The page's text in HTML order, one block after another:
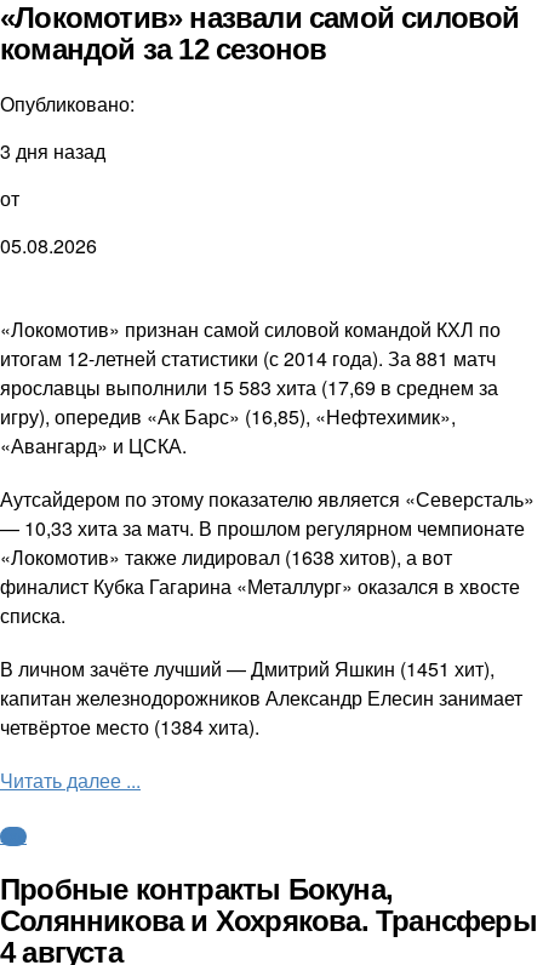
«Локомотив» назвали самой силовой
командой за 12 сезонов
Опубликовано:
3 дня назад
от
05.08.2026
«Локомотив» признан самой силовой командой КХЛ по
итогам 12-летней статистики (с 2014 года). За 881 матч
ярославцы выполнили 15 583 хита (17,69 в среднем за
игру), опередив «Ак Барс» (16,85), «Нефтехимик»,
«Авангард» и ЦСКА.
Аутсайдером по этому показателю является «Северсталь»
— 10,33 хита за матч. В прошлом регулярном чемпионате
«Локомотив» также лидировал (1638 хитов), а вот
финалист Кубка Гагарина «Металлург» оказался в хвосте
списка.
В личном зачёте лучший — Дмитрий Яшкин (1451 хит),
капитан железнодорожников Александр Елесин занимает
четвёртое место (1384 хита).
Читать далее ...
КХЛ
Пробные контракты Бокуна,
Солянникова и Хохрякова. Трансферы
4 августа